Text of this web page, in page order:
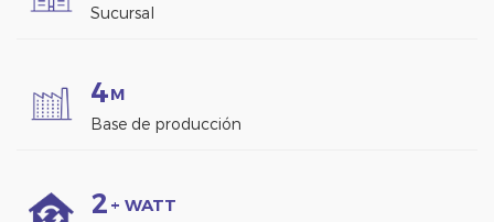
Sucursal
4M
Base de producción
2 + WATT